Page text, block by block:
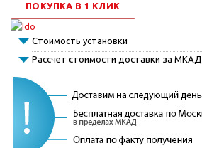
ПОКУПКА В 1 КЛИК
Стоимость установки
Рассчет стоимости доставки за МКАД